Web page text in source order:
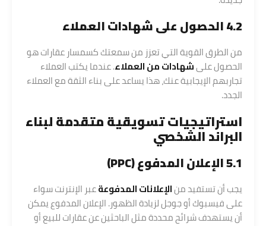
4.2 الحصول على شهادات العملاء
من الطرق القوية التي تعزز من سمعتك كسمسار عقارات هو
الحصول علىشهادات من العملاء. عندما يكتب العملاء
تجاربهم الإيجابية عنك، هذا يساعد على بناء الثقة مع العملاء
الجدد.
استراتيجيات تسويقية متقدمة لبناء
البراند الشخصي
5.1 الإعلان المدفوع (PPC)
يجب أن تستفيد منالإعلانات المدفوعةعبر الإنترنت سواء
على فيسبوك أو جوجل لزيادة الظهور. الإعلان المدفوع يمكن
أن يستهدف شرائح محددة مثل الباحثين عن عقارات للبيع أو